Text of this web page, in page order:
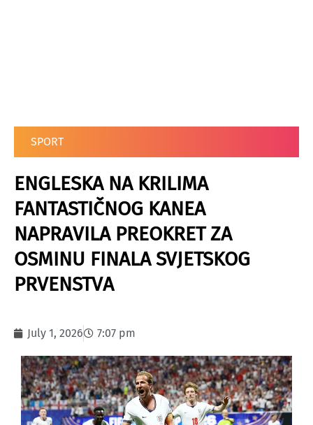
SPORT
ENGLESKA NA KRILIMA
FANTASTIČNOG KANEA
NAPRAVILA PREOKRET ZA
OSMINU FINALA SVJETSKOG
PRVENSTVA
July 1, 2026 7:07 pm